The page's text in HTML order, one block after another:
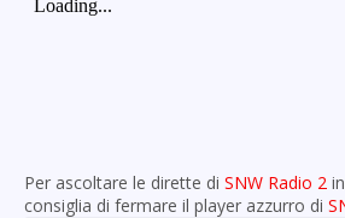
Per ascoltare le dirette di SNW Radio 2
consiglia di fermare il player azzurro di